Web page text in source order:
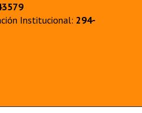
Institucional: 294-